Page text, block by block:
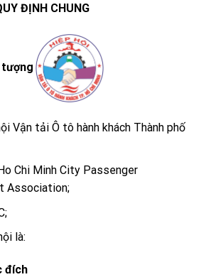
ĐỊNH CHUNG
tượng
Vận tải Ô tô hành khách Thành phố
Chi Minh City Passenger
Association;
là:
đích